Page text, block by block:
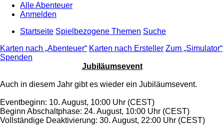
Alle Abenteuer
Anmelden
Startseite Spielbezogene Themen Suche
Karten nach „Abenteuer“ Karten nach Ersteller Zum „Simulator“
Spenden
Jubiläumsevent
Auch in diesem Jahr gibt es wieder ein Jubiläumsevent.
Eventbeginn: 10. August, 10:00 Uhr (CEST)
Beginn Abschaltphase: 24. August, 10:00 Uhr (CEST)
Vollständige Deaktivierung: 30. August, 22:00 Uhr (CEST)